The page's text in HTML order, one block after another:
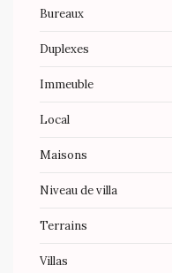
Bureaux
Duplexes
Immeuble
Local
Maisons
Niveau de villa
Terrains
Villas